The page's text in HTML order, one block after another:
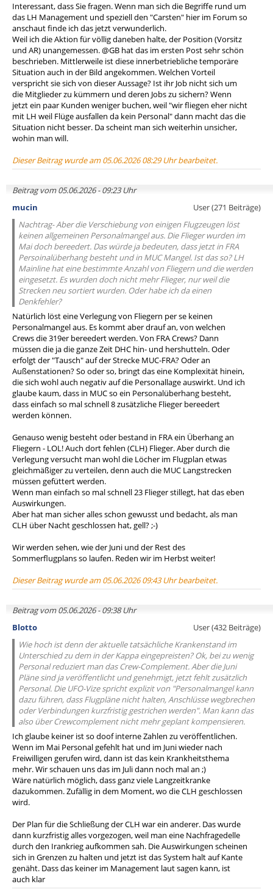
Interessant, dass Sie fragen. Wenn man sich die Begriffe rund um
das LH Management und speziell den "Carsten" hier im Forum so
anschaut finde ich das jetzt verwunderlich.
Weil ich die Aktion für völlig daneben halte, der Position (Vorsitz
und AR) unangemessen. @GB hat das im ersten Post sehr schön
beschrieben. Mittlerweile ist diese innerbetriebliche temporäre
Situation auch in der Bild angekommen. Welchen Vorteil
verspricht sie sich von dieser Aussage? Ist ihr Job nicht sich um
die Mitglieder zu kümmern und deren Jobs zu sichern? Wenn
jetzt ein paar Kunden weniger buchen, weil "wir fliegen eher nicht
mit LH weil Flüge ausfallen da kein Personal" dann macht das die
Situation nicht besser. Da scheint man sich weiterhin unsicher,
wohin man will.
Dieser Beitrag wurde am 05.06.2026 08:29 Uhr bearbeitet.
Beitrag vom 05.06.2026 - 09:23 Uhr
mucin
User (271 Beiträge)
Nachtrag- Aber die Verschiebung von einigen Flugzeugen löst
keinen allgemeinen Personalmangel aus. Die Flieger wurden im
Mai doch bereedert. Das würde ja bedeuten, dass jetzt in FRA
Persoinalüberhang besteht und in MUC Mangel. Ist das so? LH
Mainline hat eine bestimmte Anzahl von Fliegern und die werden
eingesetzt. Es wurden doch nicht mehr Flieger, nur weil die
Strecken neu sortiert wurden. Oder habe ich da einen
Denkfehler?
Natürlich löst eine Verlegung von Fliegern per se keinen
Personalmangel aus. Es kommt aber drauf an, von welchen
Crews die 319er bereedert werden. Von FRA Crews? Dann
müssen die ja die ganze Zeit DHC hin- und hershutteln. Oder
erfolgt der "Tausch" auf der Strecke MUC-FRA? Oder an
Außenstationen? So oder so, bringt das eine Komplexität hinein,
die sich wohl auch negativ auf die Personallage auswirkt. Und ich
glaube kaum, dass in MUC so ein Personalüberhang besteht,
dass einfach so mal schnell 8 zusätzliche Flieger bereedert
werden können.
Genauso wenig besteht oder bestand in FRA ein Überhang an
Fliegern - LOL! Auch dort fehlen (CLH) Flieger. Aber durch die
Verlegung versucht man wohl die Löcher im Flugplan etwas
gleichmäßiger zu verteilen, denn auch die MUC Langstrecken
müssen gefüttert werden.
Wenn man einfach so mal schnell 23 Flieger stillegt, hat das eben
Auswirkungen.
Aber hat man sicher alles schon gewusst und bedacht, als man
CLH über Nacht geschlossen hat, gell? ;-)
Wir werden sehen, wie der Juni und der Rest des
Sommerflugplans so laufen. Reden wir im Herbst weiter!
Dieser Beitrag wurde am 05.06.2026 09:43 Uhr bearbeitet.
Beitrag vom 05.06.2026 - 09:38 Uhr
Blotto
User (432 Beiträge)
Wie hoch ist denn der aktuelle tatsächliche Krankenstand im
Unterschied zu dem in der Kappa eingepreisten? Ok, bei zu wenig
Personal reduziert man das Crew-Complement. Aber die Juni
Pläne sind ja veröffentlicht und genehmigt, jetzt fehlt zusätzlich
Personal. Die UFO-Vize spricht explizit von "Personalmangel kann
dazu führen, dass Flugpläne nicht halten, Anschlüsse wegbrechen
oder Verbindungen kurzfristig gestrichen werden". Man kann das
also über Crewcomplement nicht mehr geplant kompensieren.
Ich glaube keiner ist so doof interne Zahlen zu veröffentlichen.
Wenn im Mai Personal gefehlt hat und im Juni wieder nach
Freiwilligen gerufen wird, dann ist das kein Krankheitsthema
mehr. Wir schauen uns das im Juli dann noch mal an ;)
Wäre natürlich möglich, dass ganz viele Langzeitkranke
dazukommen. Zufällig in dem Moment, wo die CLH geschlossen
wird.
Der Plan für die Schließung der CLH war ein anderer. Das wurde
dann kurzfristig alles vorgezogen, weil man eine Nachfragedelle
durch den Irankrieg aufkommen sah. Die Auswirkungen scheinen
sich in Grenzen zu halten und jetzt ist das System halt auf Kante
genäht. Dass das keiner im Management laut sagen kann, ist
auch klar